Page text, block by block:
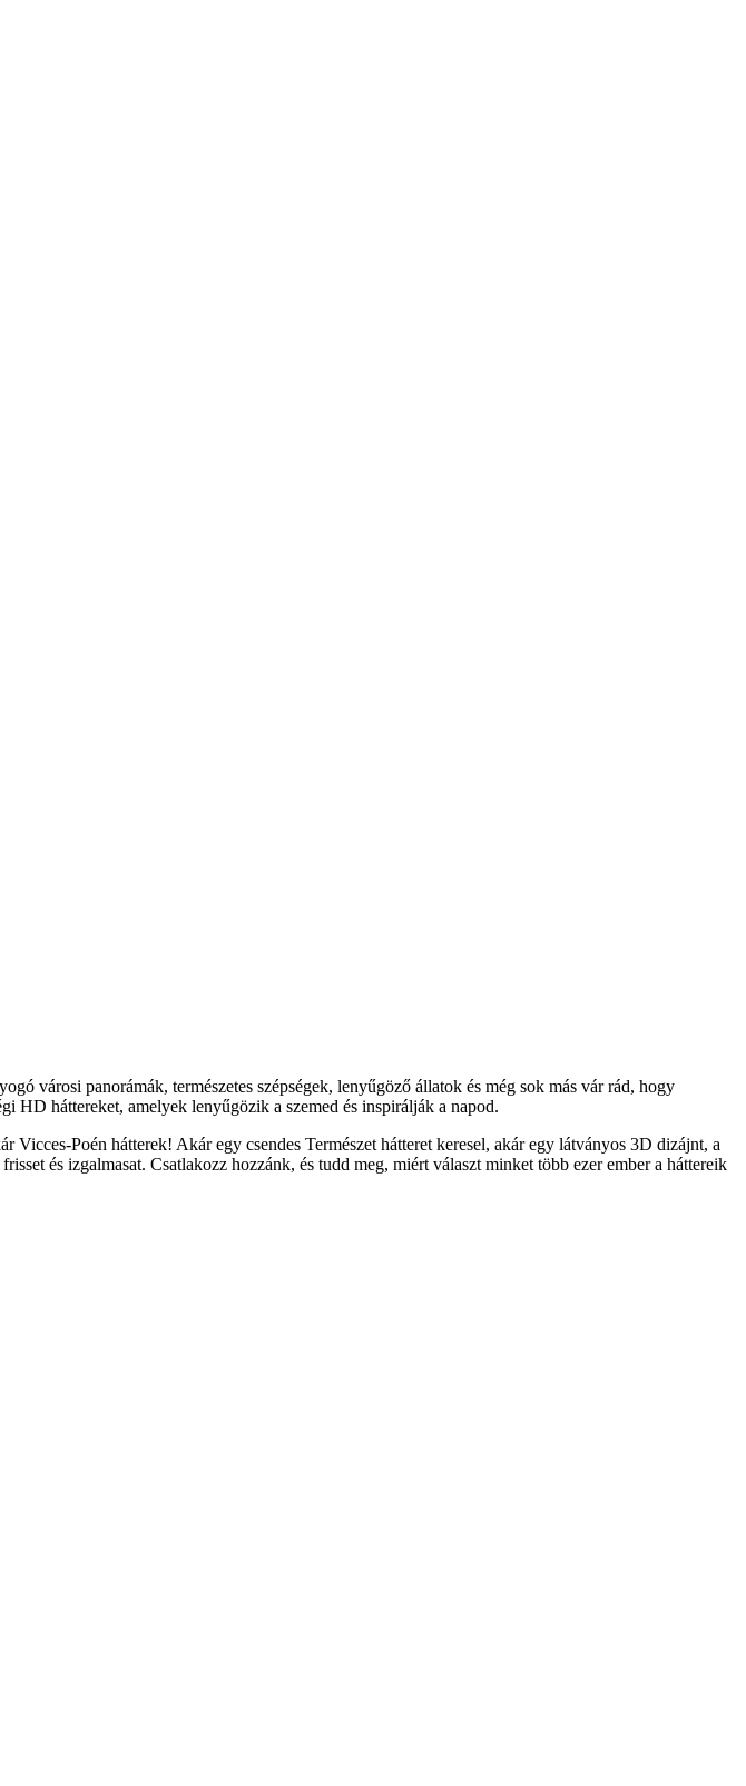
városi panorámák, természetes szépségek, lenyűgöző állatok és még sok más vár rád, hogy
HD háttereket, amelyek lenyűgözik a szemed és inspirálják a napod.
Poén hátterek! Akár egy csendes Természet hátteret keresel, akár egy látványos 3D dizájnt, a
és izgalmasat. Csatlakozz hozzánk, és tudd meg, miért választ minket több ezer ember a háttereik